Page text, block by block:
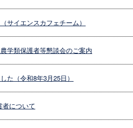
サイエンスカフェチーム）
学類保護者等懇談会のご案内
た（令和8年3月25日）
について